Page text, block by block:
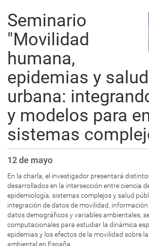
Seminario
"Movilidad
humana,
epidemias y salud
urbana:
y modelos para
sistemas
12 de mayo
En la charla, el investigador presentará
desarrollados en la intersección entre ciencia
epidemiología, sistemas complejos y salud
integración de datos de movilidad,
datos demográficos y variables ambientales,
computacionales para estudiar la dinámica
epidemias y los efectos de la movilidad sobre
ambiental en España.